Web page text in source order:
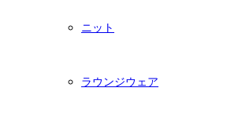
ニット
ラウンジウェア